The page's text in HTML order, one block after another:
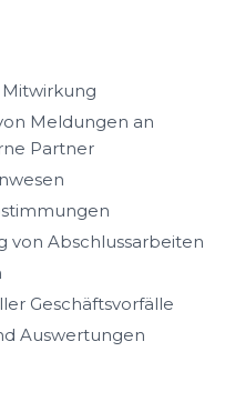
Meldungen an
Partner
von Abschlussarbeiten
Geschäftsvorfälle
Auswertungen